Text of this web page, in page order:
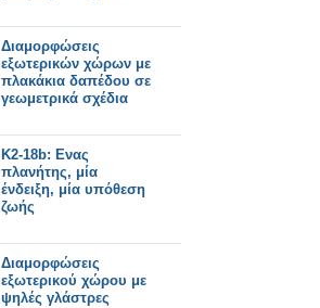
Διαμορφώσεις
εξωτερικών χώρων με
πλακάκια δαπέδου σε
γεωμετρικά σχέδια
K2-18b: Ενας
πλανήτης, μία
ένδειξη, μία υπόθεση
ζωής
Διαμορφώσεις
εξωτερικού χώρου με
ψηλές γλάστρες